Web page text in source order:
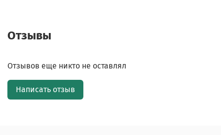
Отзывы
Отзывов еще никто не оставлял
Написать отзыв